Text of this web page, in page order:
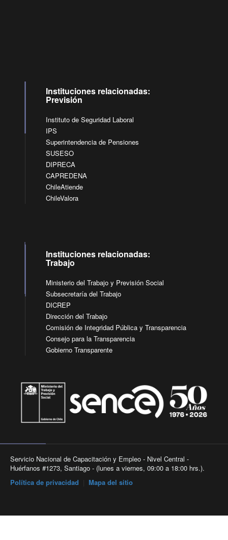
Instituciones relacionadas:
Previsión
Instituto de Seguridad Laboral
IPS
Superintendencia de Pensiones
SUSESO
DIPRECA
CAPREDENA
ChileAtiende
ChileValora
Instituciones relacionadas:
Trabajo
Ministerio del Trabajo y Previsión Social
Subsecretaría del Trabajo
DICREP
Dirección del Trabajo
Comisión de Integridad Pública y Transparencia
Consejo para la Transparencia
Gobierno Transparente
Servicio Nacional de Capacitación y Empleo - Nivel Central -
Huérfanos #1273, Santiago - (lunes a viernes, 09:00 a 18:00 hrs.).
Política de privacidad
Mapa del sitio